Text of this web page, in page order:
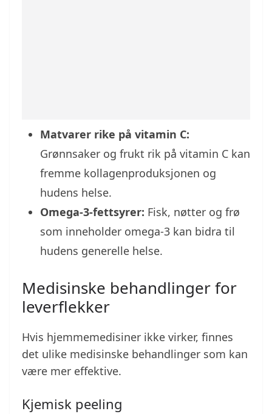
Matvarer rike på vitamin C:
Grønnsaker og frukt rik på vitamin C kan
fremme kollagenproduksjonen og
hudens helse.
Omega-3-fettsyrer: Fisk, nøtter og frø
som inneholder omega-3 kan bidra til
hudens generelle helse.
Medisinske behandlinger for
leverflekker
Hvis hjemmemedisiner ikke virker, finnes
det ulike medisinske behandlinger som kan
være mer effektive.
Kjemisk peeling